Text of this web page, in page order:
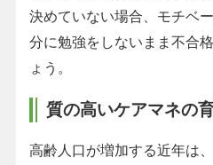
決めていない場合、モチベ
分に勉強をしないまま不合
ょう。
質の高いケアマネの
高齢人口が増加する近年は